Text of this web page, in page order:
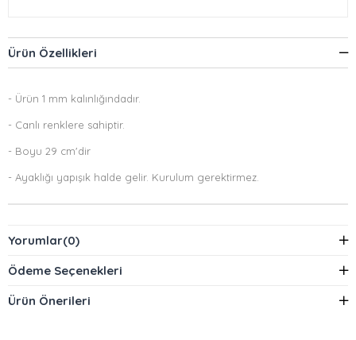
Ürün Özellikleri
- Ürün 1 mm kalınlığındadır.
- Canlı renklere sahiptir.
- Boyu 29 cm'dir
- Ayaklığı yapışık halde gelir. Kurulum gerektirmez.
Yorumlar(0)
Ödeme Seçenekleri
Ürün Önerileri